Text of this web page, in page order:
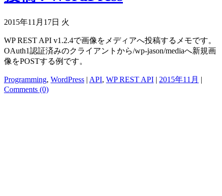
2015年11月17日 火
WP REST API v1.2.4で画像をメディアへ投稿するメモです。
OAuth1認証済みのクライアントから/wp-jason/mediaへ新規画
像をPOSTする例です。
Programming, WordPress | API, WP REST API | 2015年11月 |
Comments (0)